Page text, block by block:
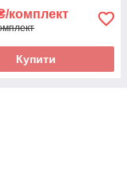
комплект
Купити